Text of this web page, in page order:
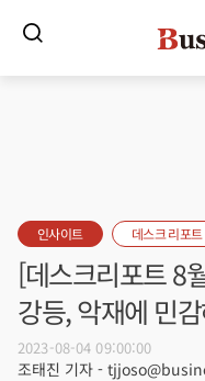
인사이트 데스크 리포트
[데스크리포트 8
강등, 악재에 민
2023-08-04 09:00:00
조태진 기자 -